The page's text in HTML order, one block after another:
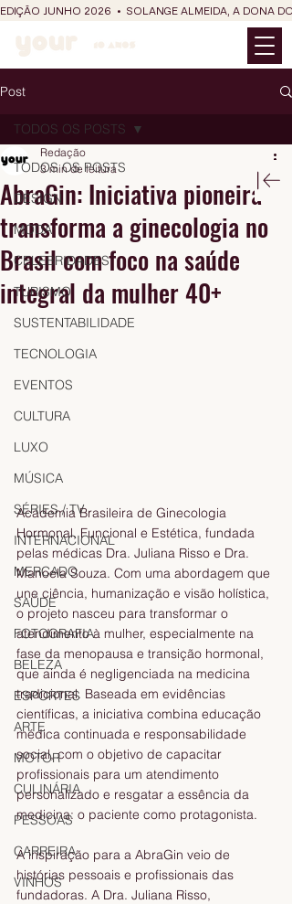
EDIÇÃO JUNHO 2026  •  SOLANGE ALMEIDA, A DONA
Post
TODOS OS POSTS
DESIGN
MODA
CELEBRIDADES
TURISMO
SUSTENTABILIDADE
TECNOLOGIA
EVENTOS
CULTURA
LUXO
MÚSICA
SÉRIES / TV
INTERNACIONAL
MERCADO
SAÚDE
FOTOGRAFIA
BELEZA
ESPORTES
ARTE
MOTOR
CULINÁRIA
PESSOAS
CARREIRA
VINHOS
TODOS OS POSTS
AbraGin: Iniciativa pioneira
transforma a ginecologia no
Brasil com foco na saúde
integral da mulher 40+
Redação
3 min de leitura
Academia Brasileira de Ginecologia
Hormonal, Funcional e Estética, fundada
pelas médicas Dra. Juliana Risso e Dra.
Manoela Souza. Com uma abordagem que
une ciência, humanização e visão holística,
o projeto nasceu para transformar o
atendimento à mulher, especialmente na
fase da menopausa e transição hormonal,
que ainda é negligenciada na medicina
tradicional. Baseada em evidências
científicas, a iniciativa combina educação
médica continuada e responsabilidade
social, com o objetivo de capacitar
profissionais para um atendimento
personalizado e resgatar a essência da
medicina: o paciente como protagonista.
A inspiração para a AbraGin veio de
histórias pessoais e profissionais das
fundadoras. A Dra. Juliana Risso,